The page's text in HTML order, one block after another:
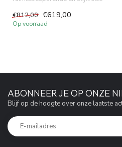
toiletoplossing? Ontdek nu de
Ge...
€812,00 €619,00
Op voorraad
ABONNEER JE OP ONZE
Blijf op de hoogte over onze laatste